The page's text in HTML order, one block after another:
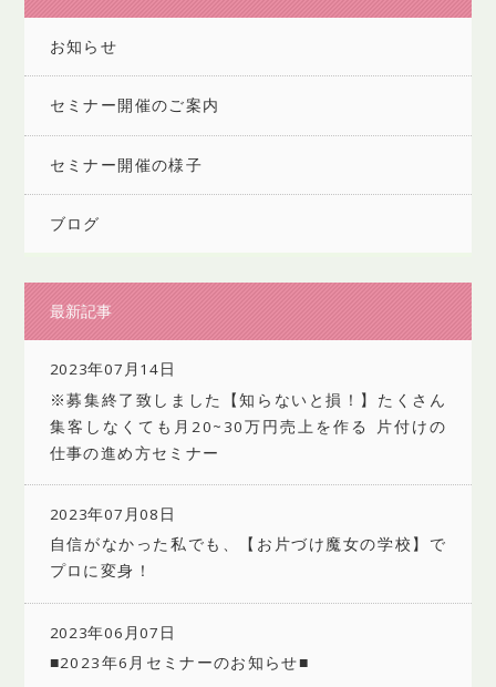
お知らせ
セミナー開催のご案内
セミナー開催の様子
ブログ
最新記事
2023年07月14日
※募集終了致しました【知らないと損！】たくさん
集客しなくても月20~30万円売上を作る 片付けの
仕事の進め方セミナー
2023年07月08日
自信がなかった私でも、【お片づけ魔女の学校】で
プロに変身！
2023年06月07日
■2023年6月セミナーのお知らせ■